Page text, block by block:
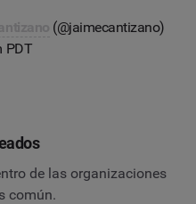
(@jaimecantizano)
PDT
de las organizaciones
común.